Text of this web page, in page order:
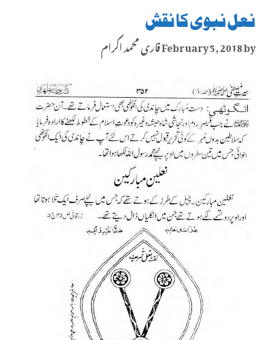
نعل نبوی کا نقش
February 5, 2018by قاری محمد اکرام